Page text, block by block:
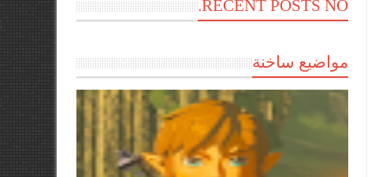
RECENT POSTS NO.
مواضيع ساخنة